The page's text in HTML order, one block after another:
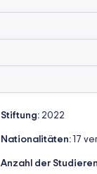
Stiftung: 2022
Nationalitäten: 17
Anzahl der